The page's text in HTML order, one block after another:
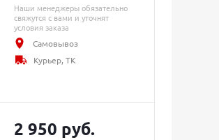
Наши менеджеры обязательно
свяжутся с вами и уточнят
условия заказа
Самовывоз
Курьер, ТК
2 950 руб.